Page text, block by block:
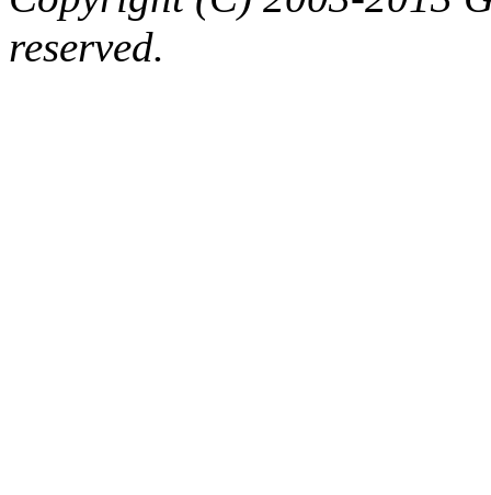
reserved.